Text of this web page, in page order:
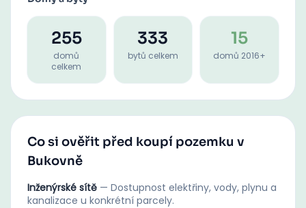
255
domů
celkem
333
bytů celkem
15
domů 2016+
Co si ověřit před koupí pozemku v
Bukovně
Inženýrské sítě — Dostupnost elektřiny, vody, plynu a
kanalizace u konkrétní parcely.